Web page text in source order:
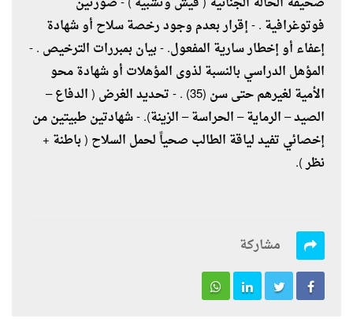
فوتوغرافية . - إقرار بعدم وجود رخصة سلاح أو شهادة
إعفاء أو إخطار سارية المفعول. - بيان بمبررات الترخيص . -
المؤهل الدراسي بالنسبة لذوى المؤهلات أو شهادة محو
الأمية لغيرهم حتى سن (35) . - تحديد الغرض ( الدفاع –
الصيد – الرماية – الحراسة – الزينة). - شهادتين طبيتين من
إخصائي تفيد لياقة الطالب صحياً لحمل السلاح ( باطنة +
نظر ).
مشاركة